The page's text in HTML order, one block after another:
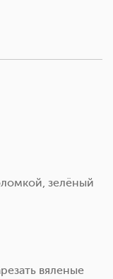
зелёный
вяленые